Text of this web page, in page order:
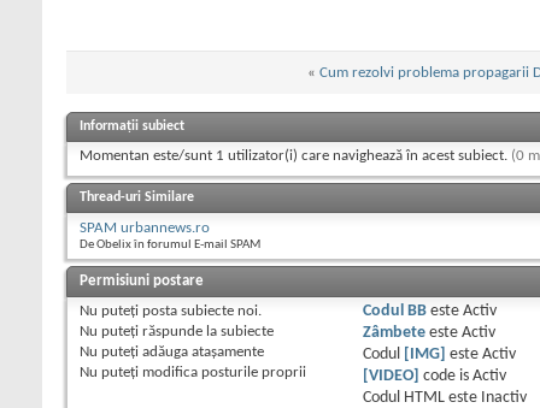
« Cum rezolvi problema propagarii
Informații subiect
Momentan este/sunt 1 utilizator(i) care navighează în acest subiect. (0
Thread-uri Similare
SPAM urbannews.ro
De Obelix în forumul E-mail SPAM
Permisiuni postare
Nu puteţi posta subiecte noi.
Nu puteţi răspunde la subiecte
Nu puteţi adăuga ataşamente
Nu puteţi modifica posturile proprii
Codul BBeste Activ
Zâmbeteeste Activ
Codul
[IMG] este Activ
[VIDEO] code is Activ
Codul HTML este
Inactiv